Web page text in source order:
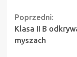
Continue
Reading
Poprzedni:
Klasa II B
myszach